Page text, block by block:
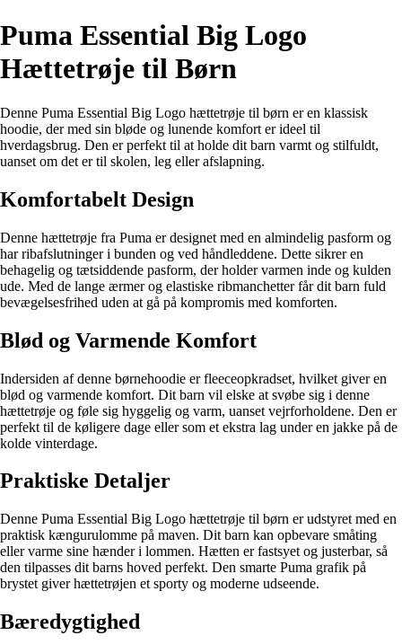
Puma Essential Big Logo
Hættetrøje til Børn
Denne Puma Essential Big Logo hættetrøje til børn er en klassisk
hoodie, der med sin bløde og lunende komfort er ideel til
hverdagsbrug. Den er perfekt til at holde dit barn varmt og stilfuldt,
uanset om det er til skolen, leg eller afslapning.
Komfortabelt Design
Denne hættetrøje fra Puma er designet med en almindelig pasform og
har ribafslutninger i bunden og ved håndleddene. Dette sikrer en
behagelig og tætsiddende pasform, der holder varmen inde og kulden
ude. Med de lange ærmer og elastiske ribmanchetter får dit barn fuld
bevægelsesfrihed uden at gå på kompromis med komforten.
Blød og Varmende Komfort
Indersiden af denne børnehoodie er fleeceopkradset, hvilket giver en
blød og varmende komfort. Dit barn vil elske at svøbe sig i denne
hættetrøje og føle sig hyggelig og varm, uanset vejrforholdene. Den er
perfekt til de køligere dage eller som et ekstra lag under en jakke på de
kolde vinterdage.
Praktiske Detaljer
Denne Puma Essential Big Logo hættetrøje til børn er udstyret med en
praktisk kængurulomme på maven. Dit barn kan opbevare småting
eller varme sine hænder i lommen. Hætten er fastsyet og justerbar, så
den tilpasses dit barns hoved perfekt. Den smarte Puma grafik på
brystet giver hættetrøjen et sporty og moderne udseende.
Bæredygtighed